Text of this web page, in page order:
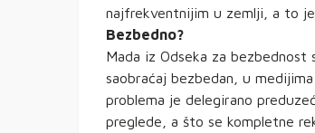
najfrekventnijim u zemlji, a to
Bezbedno?
Mada iz Odseka za
saobraćaj bezbedan, u
problema je delegirano
preglede, a što se kompletne